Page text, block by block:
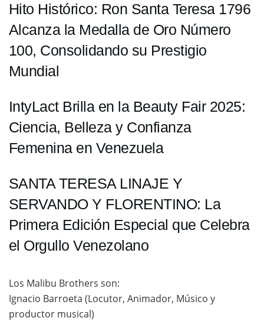
Hito Histórico: Ron Santa Teresa 1796
Alcanza la Medalla de Oro Número
100, Consolidando su Prestigio
Mundial
IntyLact Brilla en la Beauty Fair 2025:
Ciencia, Belleza y Confianza
Femenina en Venezuela
SANTA TERESA LINAJE Y
SERVANDO Y FLORENTINO: La
Primera Edición Especial que Celebra
el Orgullo Venezolano
Los Malibu Brothers son:
Ignacio Barroeta (Locutor, Animador, Músico y
productor musical)